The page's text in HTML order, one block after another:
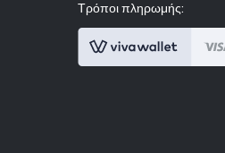
Τρόποι πληρωμής: